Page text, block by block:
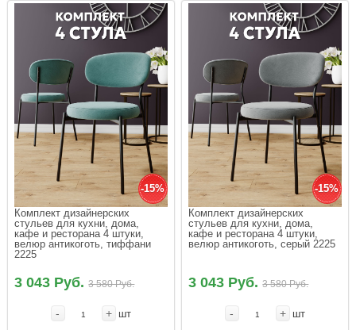
-15%
Комплект дизайнерских
стульев для кухни, дома,
кафе и ресторана 4 штуки,
велюр антикоготь, тиффани
2225
3 043 Руб.3 580 Руб.
- + шт
-15%
Комплект дизайнерских
стульев для кухни, дома,
кафе и ресторана 4 штуки,
велюр антикоготь, серый 2225
3 043 Руб.3 580 Руб.
- + шт